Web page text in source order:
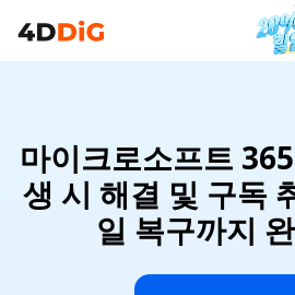
마이크로소프트
생 시 해결 및 구독
일 복구까지